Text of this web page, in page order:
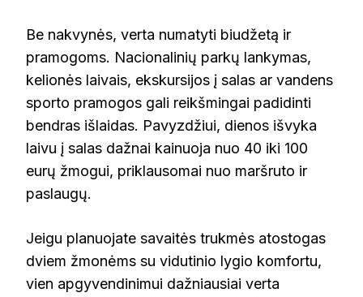
Be nakvynės, verta numatyti biudžetą ir
pramogoms. Nacionalinių parkų lankymas,
kelionės laivais, ekskursijos į salas ar vandens
sporto pramogos gali reikšmingai padidinti
bendras išlaidas. Pavyzdžiui, dienos išvyka
laivu į salas dažnai kainuoja nuo 40 iki 100
eurų žmogui, priklausomai nuo maršruto ir
paslaugų.
Jeigu planuojate savaitės trukmės atostogas
dviem žmonėms su vidutinio lygio komfortu,
vien apgyvendinimui dažniausiai verta